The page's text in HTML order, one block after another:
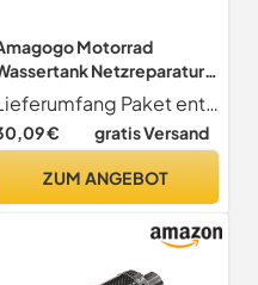
Motorrad
Netzreparatur
801 2024 für
Lieferumfang Paket enthält eine Motorrad-Kühlerabdeckung und Schrauben und bietet alles, was Sie für einen unkomplizierten Installationsprozess benötigen
€ gratis Versand
ZUM ANGEBOT